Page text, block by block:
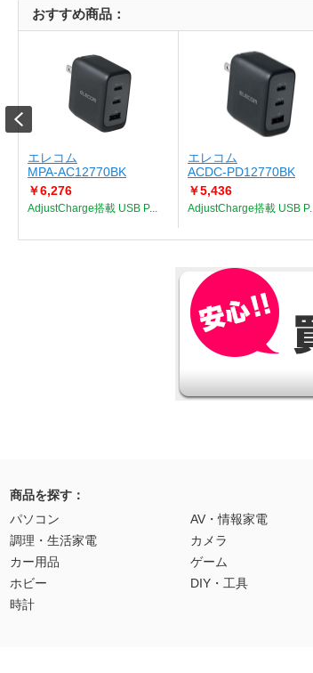
おすすめ商品：
エレコム
MPA-AC12770BK
￥6,276
AdjustCharge搭載 USB P...
エレコム
ACDC-PD12770BK
￥5,436
AdjustCharge搭載 USB P...
商品を探す：
パソコン
AV・情報家電
調理・生活家電
カメラ
カー用品
ゲーム
ホビー
DIY・工具
時計